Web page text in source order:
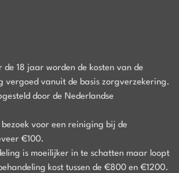
de 18 jaar worden de kosten van de
vergoed vanuit de basis zorgverzekering.
door de Nederlandse
bezoek voor een reiniging bij de
€100.
is moeilijker in te schatten maar loopt
kost tussen de €800 en €1200.